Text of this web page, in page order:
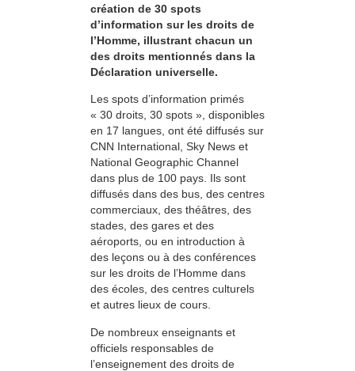
création de 30 spots
d’information sur les droits de
l’Homme, illustrant chacun un
des droits mentionnés dans la
Déclaration universelle.
Les spots d’information primés
« 30 droits, 30 spots », disponibles
en 17 langues, ont été diffusés sur
CNN International, Sky News et
National Geographic Channel
dans plus de 100 pays. Ils sont
diffusés dans des bus, des centres
commerciaux, des théâtres, des
stades, des gares et des
aéroports, ou en introduction à
des leçons ou à des conférences
sur les droits de l’Homme dans
des écoles, des centres culturels
et autres lieux de cours.
De nombreux enseignants et
officiels responsables de
l’enseignement des droits de